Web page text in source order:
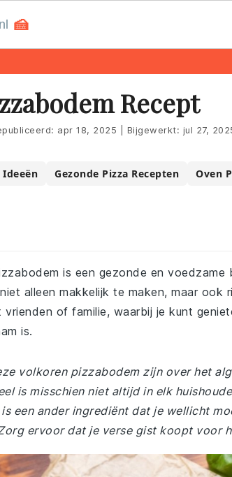
🍰
Recept
apr 18, 2025 Bijgewerkt: jul 27,
Gezonde Pizza Recepten Oven
is een gezonde en
alleen makkelijk te maken, maar
vrienden of familie, waarbij je kunt
is.
volkoren pizzabodem zijn over het
is misschien niet altijd in elk
een ander ingrediënt dat je wellicht
ervoor dat je verse gist koopt voor